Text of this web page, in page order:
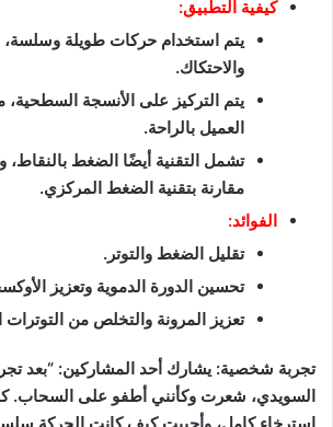
كيفية التطبيق:
يتم استخدام حركات طويلة وسلسة،
والاحتكاك.
يتم التركيز على الأنسجة السطحية،
العميل بالراحة.
تشمل التقنية أيضًا الضغط بالنقاط،
مقارنة بتقنية الضغط المركزي.
الفوائد:
تقليل الضغط والتوتر.
تحسين الدورة الدموية وتعزيز
تعزيز المرونة والتخلص من التوترات
تجربة شخصية: يشارك أحد المشاركين: “بعد
السويدي، شعرت وكأنني أطفو على السحاب.
استرخاء كامل، وأحببت كيف كانت الحركة